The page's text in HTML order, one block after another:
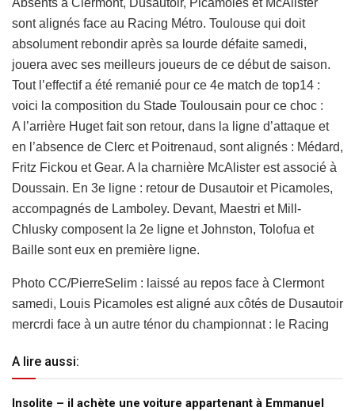
sont alignés face au Racing Métro. Toulouse qui doit
absolument rebondir après sa lourde défaite samedi,
jouera avec ses meilleurs joueurs de ce début de saison.
Tout l’effectif a été remanié pour ce 4e match de top14 :
voici la composition du Stade Toulousain pour ce choc :
A l’arrière Huget fait son retour, dans la ligne d’attaque et
en l’absence de Clerc et Poitrenaud, sont alignés : Médard,
Fritz Fickou et Gear. A la charnière McAlister est associé à
Doussain. En 3e ligne : retour de Dusautoir et Picamoles,
accompagnés de Lamboley. Devant, Maestri et Mill-
Chlusky composent la 2e ligne et Johnston, Tolofua et
Baille sont eux en première ligne.
Photo CC/PierreSelim : laissé au repos face à Clermont
samedi, Louis Picamoles est aligné aux côtés de Dusautoir
mercrdi face à un autre ténor du championnat : le Racing
A lire aussi:
Insolite – il achète une voiture appartenant à Emmanuel